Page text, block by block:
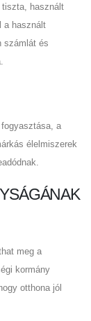
tiszta, használt
a használt
számlát és
a
élelmiszerek
meg a
kormány
otthona jól